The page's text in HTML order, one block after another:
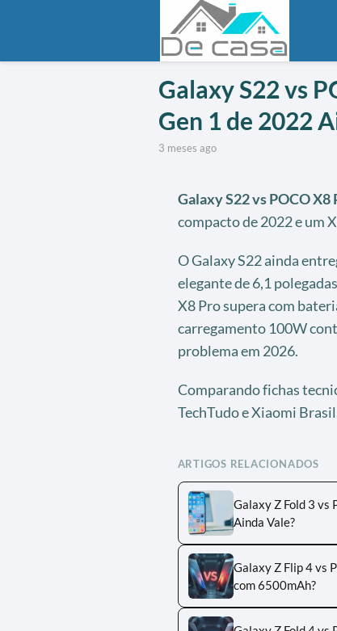
Galaxy S22 vs
Gen 1 de 2022
3 meses ago
Galaxy S22 vs POCO X8
compacto de 2022 e um
O Galaxy S22 ainda
elegante de 6,1
X8 Pro supera com
carregamento 100W
problema em 2026.
Comparando fichas
TechTudo e Xiaomi
ARTIGOS RELACIONADOS
Galaxy Z Fold 3 vs
Ainda Vale?
Galaxy Z Flip 4 vs
com 6500mAh?